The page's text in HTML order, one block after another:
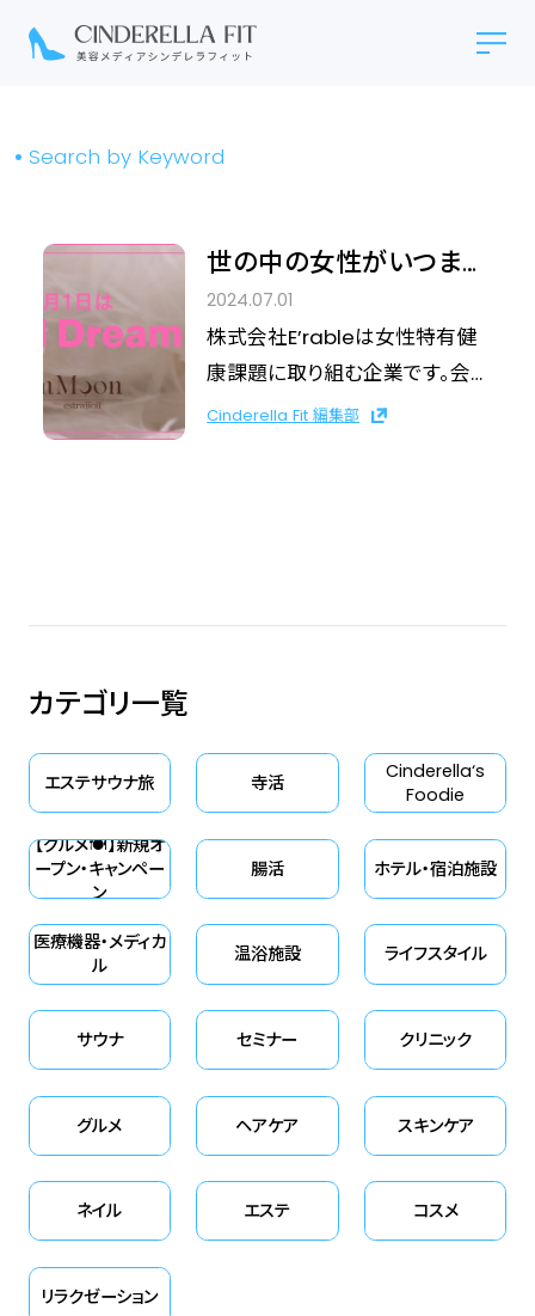
Search by Keyword
世の中の女性がいつまで
も諦めずチャレンジする
勇気を持てる世界へ
2024.07.01
株式会社E’rableは女性特有健
康課題に取り組む企業です。会社
の取り組みと代表本庄楓の夢を
Cinderella Fit 編集部
カテゴリ一覧
エステサウナ旅 寺活
Cinderella‘s
Foodie
【グルメ🍽】新規オ
ープン・キャンペー
ン
腸活 ホテル・宿泊施設
医療機器・メディカ
ル
温浴施設 ライフスタイル
サウナ セミナー クリニック
グルメ ヘアケア スキンケア
ネイル エステ コスメ
リラクゼーション